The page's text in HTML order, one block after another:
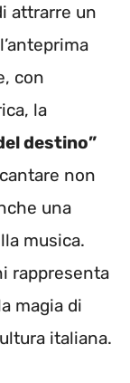
attrarre un
con
la
destino”
non
una
musica.
rappresenta
magia di
italiana.